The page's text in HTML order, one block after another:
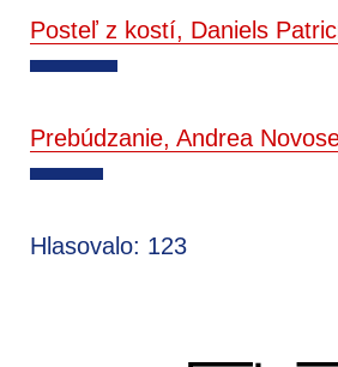
Posteľ z kostí, Daniels
Prebúdzanie, Andrea
Hlasovalo: 123